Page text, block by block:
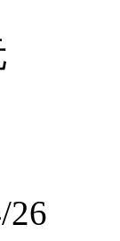
26